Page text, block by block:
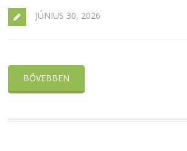
JÚNIUS 30, 2026
BŐVEBBEN